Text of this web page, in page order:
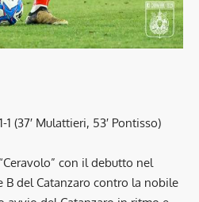
1 (37′ Mulattieri, 53′ Pontisso)
con il debutto nel
del Catanzaro contro la nobile